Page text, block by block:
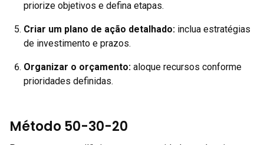
priorize objetivos e defina etapas.
Criar um plano de ação detalhado: inclua estratégias
de investimento e prazos.
Organizar o orçamento: aloque recursos conforme
prioridades definidas.
Método 50-30-20